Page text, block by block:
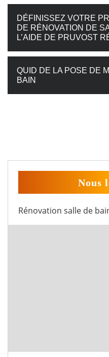
DÉFINISSEZ VOTRE
DE RÉNOVATION DE
L’AIDE DE PRUVOST
QUID DE LA POSE DE
BAIN
Nous
Rénovation salle de